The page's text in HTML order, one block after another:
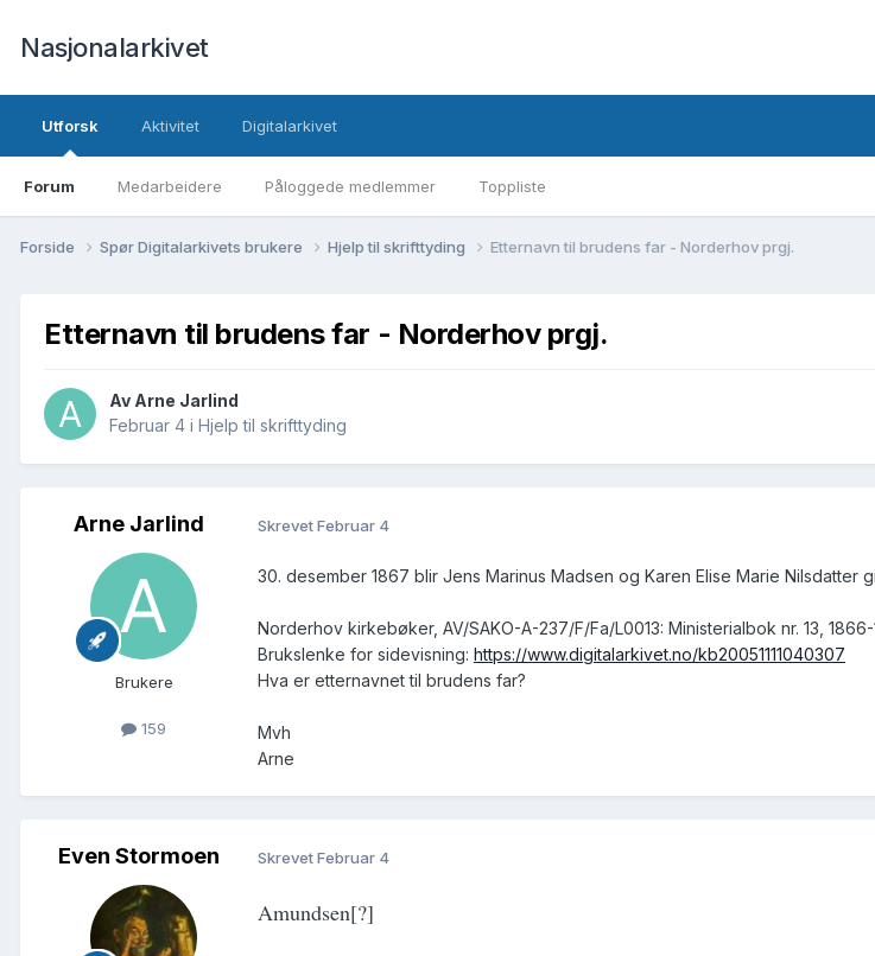
Nasjonalarkivet
Utforsk
Forum Medarbeidere Påloggede medlemmer Toppliste
Aktivitet Digitalarkivet
Forside Spør Digitalarkivets brukere Hjelp til skrifttyding Etternavn til brudens far - Norderhov prgj.
Etternavn til brudens far - Norderhov prgj.
Av Arne Jarlind
Februar 4 i Hjelp til skrifttyding
Arne Jarlind
Brukere
159
SkrevetFebruar 4
30. desember 1867 blir Jens Marinus Madsen og Karen Elise Marie Nilsdatter
Norderhov kirkebøker, AV/SAKO-A-237/F/Fa/L0013: Ministerialbok nr. 13,
Brukslenke for sidevisning: https://www.digitalarkivet.no/kb20051111040307
Hva er etternavnet til brudens far?
Mvh
Arne
Even Stormoen SkrevetFebruar 4
Amundsen[?]